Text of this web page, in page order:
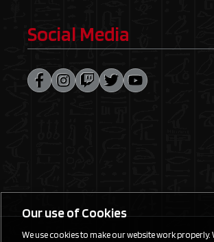
Social Media
Our use of Cookies
We use cookies to make our website work